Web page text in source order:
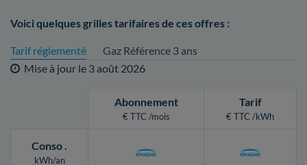
Voici quelques grilles tarifaires de ces offres :
Tarif réglementé
Gaz Référence 3 ans
Mise à jour le 3 août 2026
Abonnement
€ TTC /mois
Tarif
€ TTC /kWh
Conso.
kWh/an